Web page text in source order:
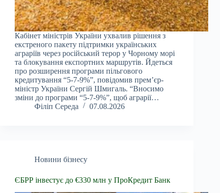
Кабінет міністрів України ухвалив рішення з
екстреного пакету підтримки українських
аграріїв через російський терор у Чорному морі
та блокування експортних маршрутів. Йдеться
про розширення програми пільгового
кредитування “5-7-9%”, повідомив прем’єр-
міністр України Сергій Шмигаль. “Вносимо
зміни до програми “5-7-9%”, щоб аграрії…
Філіп Середа
07.08.2026
Новини бізнесу
ЄБРР інвестує до €330 млн у ПроКредит Банк